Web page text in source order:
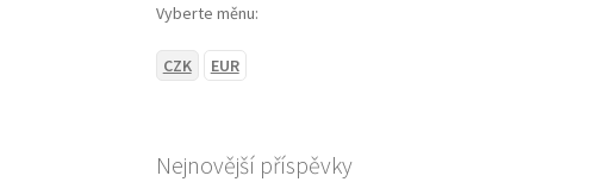
Vyberte měnu:
CZK EUR
Nejnovější příspěvky